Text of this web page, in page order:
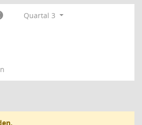
Quartal 3